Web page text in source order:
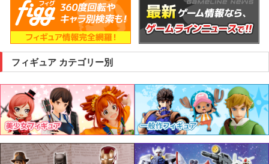
フィギュア カテゴリー別